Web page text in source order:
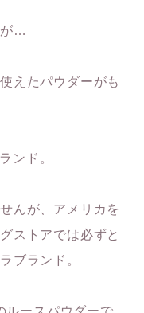
が…
えたパウダーがも
ンド。
んが、アメリカを
ストアでは必ずと
ブランド。